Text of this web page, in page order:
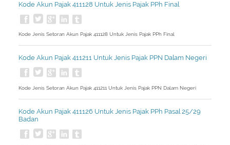
Kode Akun Pajak 411128 Untuk Jenis Pajak PPh Final
Kode Jenis Setoran Akun Pajak 411128 Untuk Jenis Pajak PPh Final
Kode Akun Pajak 411211 Untuk Jenis Pajak PPN Dalam Negeri
Kode Jenis Setoran Akun Pajak 411211 Untuk Jenis Pajak PPN Dalam Negeri
Kode Akun Pajak 411126 Untuk Jenis Pajak PPh Pasal 25/29
Badan